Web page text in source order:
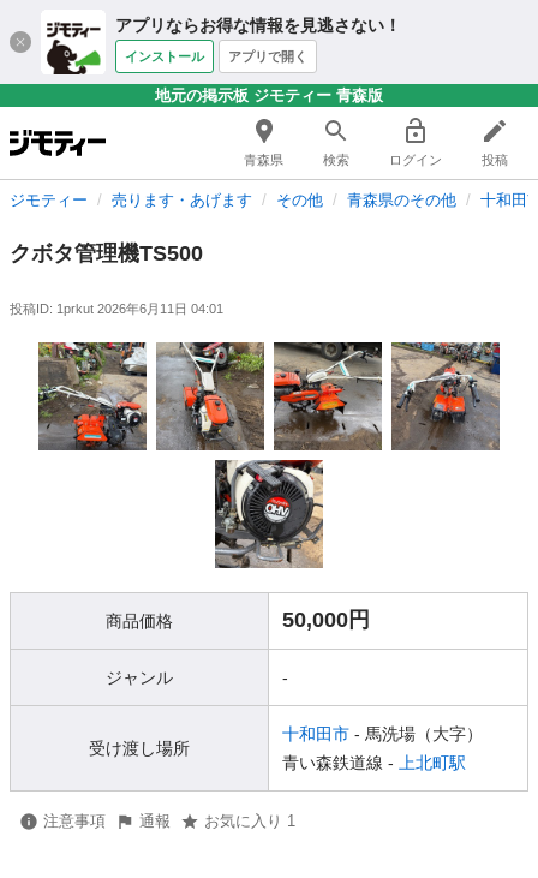
アプリならお得な情報を見逃さない！
インストール アプリで開く
地元の掲示板 ジモティー 青森版
青森県 検索 ログイン 投稿
ジモティー 売ります・あげます その他 青森県のその他 十和田
クボタ管理機TS500
投稿ID: 1prkut 2026年6月11日 04:01
商品価格 50,000円
ジャンル -
受け渡し場所
十和田市 - 馬洗場（大字）
青い森鉄道線 -
上北町駅
注意事項 通報 お気に入り 1